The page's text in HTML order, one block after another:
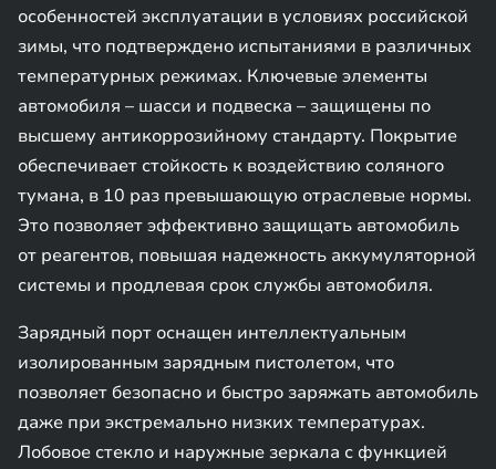
особенностей эксплуатации в условиях российской
зимы, что подтверждено испытаниями в различных
температурных режимах. Ключевые элементы
автомобиля – шасси и подвеска – защищены по
высшему антикоррозийному стандарту. Покрытие
обеспечивает стойкость к воздействию соляного
тумана, в 10 раз превышающую отраслевые нормы.
Это позволяет эффективно защищать автомобиль
от реагентов, повышая надежность аккумуляторной
системы и продлевая срок службы автомобиля.
Зарядный порт оснащен интеллектуальным
изолированным зарядным пистолетом, что
позволяет безопасно и быстро заряжать автомобиль
даже при экстремально низких температурах.
Лобовое стекло и наружные зеркала с функцией